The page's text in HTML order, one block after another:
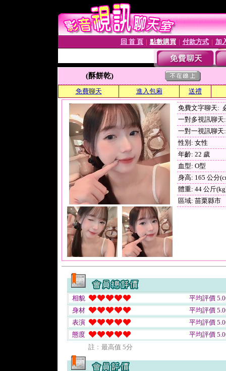
回 首 頁 點數購買│ 付款方式│ 加
(酥餅乾)
免費聊天 進入包廂 送禮
免費文字聊天:
一對多視訊聊天
一對一視訊聊天
性別: 女性
年齡: 22 歲
血型: O型
身高: 165 公分
體重: 44 公斤
區域: 苗栗縣市
相貌
平均評價
身材
平均評價
表演
平均評價
態度
平均評價
註﹕最高值 5分